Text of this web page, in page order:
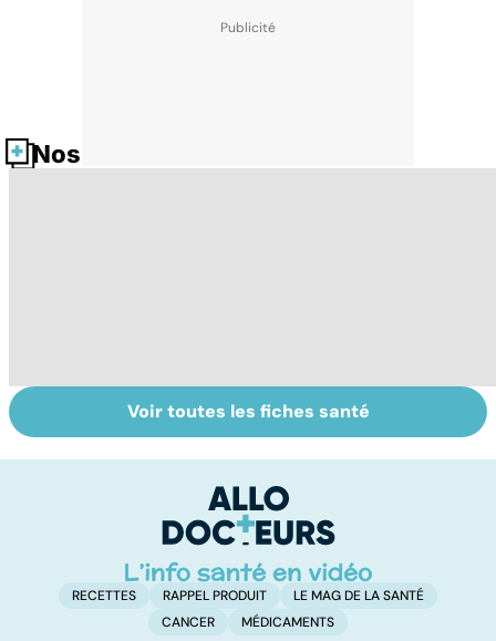
Nos fiches santé
La tuberculose
pulmonaire
Tout savoir sur
les infections
Voir toutes les fiches santé
RECETTES RAPPEL PRODUIT
LE MAG DE LA SANTÉ
CANCER
MÉDICAMENTS